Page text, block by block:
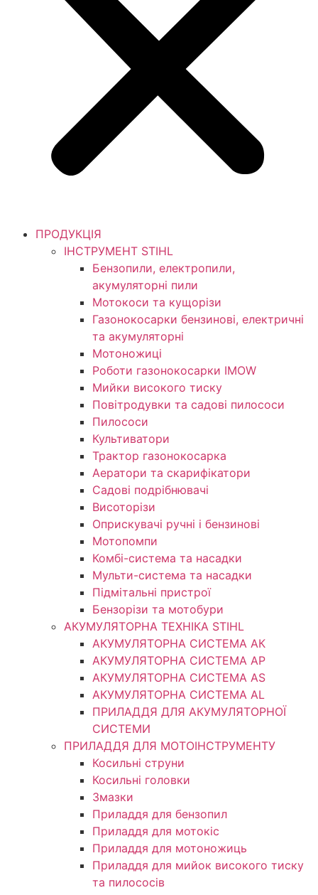
ПРОДУКЦІЯ
ІНСТРУМЕНТ STIHL
Бензопили, електропили,
акумуляторні пили
Мотокоси та кущорізи
Газонокосарки бензинові, електричні
та акумуляторні
Мотоножиці
Роботи газонокосарки IMOW
Мийки високого тиску
Повітродувки та садові пилососи
Пилососи
Культиватори
Трактор газонокосарка
Аератори та скарифікатори
Садові подрібнювачі
Висоторізи
Оприскувачі ручні і бензинові
Мотопомпи
Комбі-система та насадки
Мульти-система та насадки
Підмітальні пристрої
Бензорізи та мотобури
АКУМУЛЯТОРНА ТЕХНІКА STIHL
АКУМУЛЯТОРНА СИСТЕМА АК
АКУМУЛЯТОРНА СИСТЕМА АР
АКУМУЛЯТОРНА СИСТЕМА AS
АКУМУЛЯТОРНА СИСТЕМА AL
ПРИЛАДДЯ ДЛЯ АКУМУЛЯТОРНОЇ
СИСТЕМИ
ПРИЛАДДЯ ДЛЯ МОТОІНСТРУМЕНТУ
Косильні струни
Косильні головки
Змазки
Приладдя для бензопил
Приладдя для мотокіс
Приладдя для мотоножиць
Приладдя для мийок високого тиску
та пилососів